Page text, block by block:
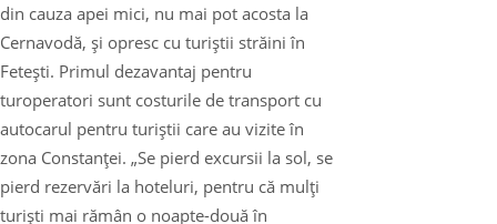
din cauza apei mici, nu mai pot acosta la
Cernavodă, şi opresc cu turiştii străini în
Feteşti. Primul dezavantaj pentru
turoperatori sunt costurile de transport cu
autocarul pentru turiştii care au vizite în
zona Constanţei. „Se pierd excursii la sol, se
pierd rezervări la hoteluri, pentru că mulţi
turişti mai rămân o noapte-două în